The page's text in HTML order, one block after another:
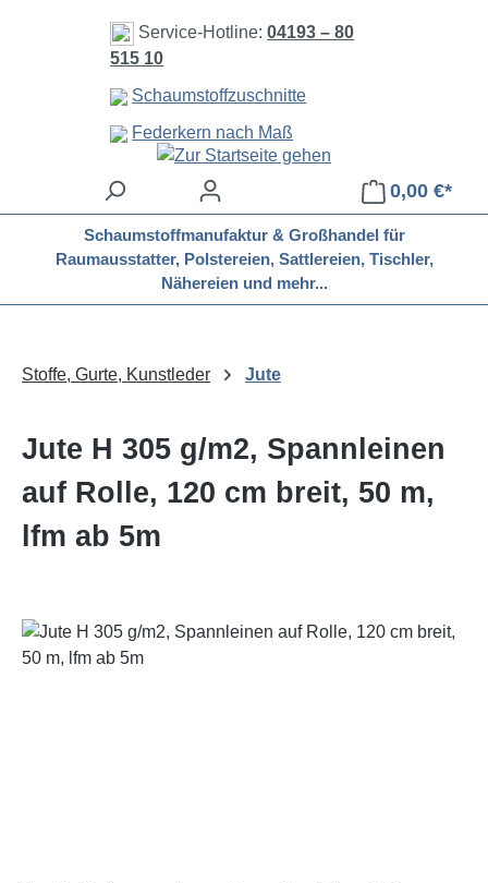
Zum Hauptinhalt springen
Service-Hotline:04193 – 80
515 10
Schaumstoffzuschnitte
Federkern nach Maß
0,00 €*
Schaumstoffmanufaktur & Großhandel für
Raumausstatter, Polstereien, Sattlereien, Tischler,
Nähereien und mehr...
Stoffe, Gurte, Kunstleder Jute
Jute H 305 g/m2, Spannleinen
auf Rolle, 120 cm breit, 50 m,
lfm ab 5m
Bildergalerie überspringen